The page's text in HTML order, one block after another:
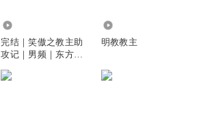
完结｜笑傲之教主助
攻记｜男频｜东方不
明教教主